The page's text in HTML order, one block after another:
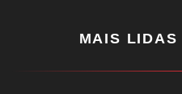
MAIS LIDAS